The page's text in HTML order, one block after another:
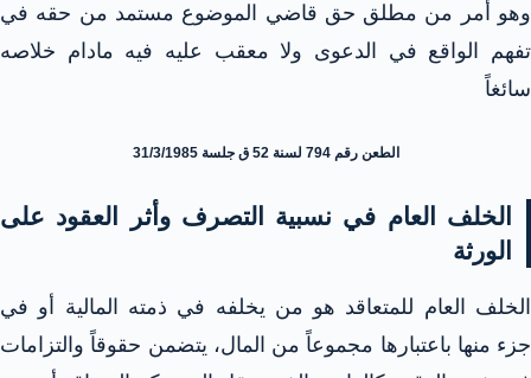
وهو أمر من مطلق حق قاضي الموضوع مستمد من حقه في
تفهم الواقع في الدعوى ولا معقب عليه فيه مادام خلاصه
سائغاً
الطعن رقم 794 لسنة 52 ق جلسة 31/3/1985
الخلف العام في نسبية التصرف وأثر العقود على
الورثة
الخلف العام للمتعاقد هو من يخلفه في ذمته المالية أو في
جزء منها باعتبارها مجموعاً من المال، يتضمن حقوقاً والتزامات